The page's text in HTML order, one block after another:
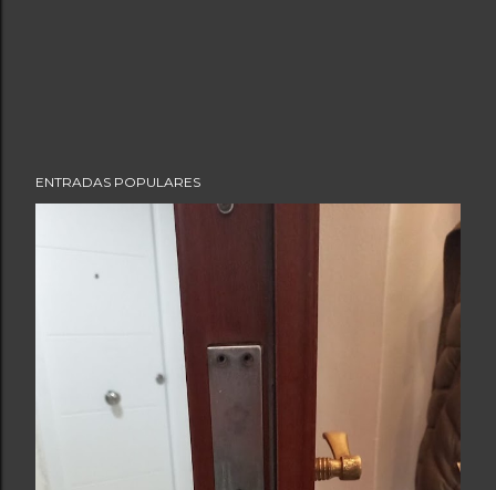
ENTRADAS POPULARES